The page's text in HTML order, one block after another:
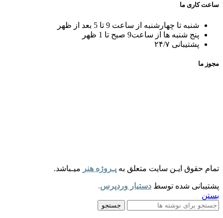
ساعت کاری ما
شنبه تا چهارشنبه از ساعت 9 تا 5 بعد از ظهر
پنج شنبه ها از ساعت9 صبح تا 1 ظهر
پشتیبانی ۲۴/۷
مجوز ما
تمام حقوق ایـن سایت متعلق به پـروژه هنر میـباشد.
پشتیبانی شده توسط دستیار وردپرس.
بستن
جستجو